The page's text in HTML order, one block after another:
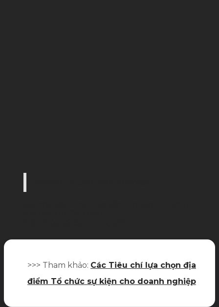
>>> Tham khảo: Các Tiêu chí lựa chọn địa
điểm Tổ chức sự kiện cho doanh nghiệp